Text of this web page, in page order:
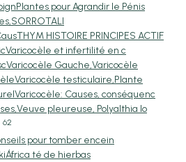
Plantes pour Agrandir le Pénis
SORROTALI
THYM HISTOIRE PRINCIPES ACTIF
Varicocèle et infertilité en c
Varicocèle Gauche,Varicocèle
Varicocèle testiculaire,Plante
Varicocèle: Causes, conséquenc
Veuve pleureuse, Polyalthia lo
62
pour tomber encein
África té de hierbas